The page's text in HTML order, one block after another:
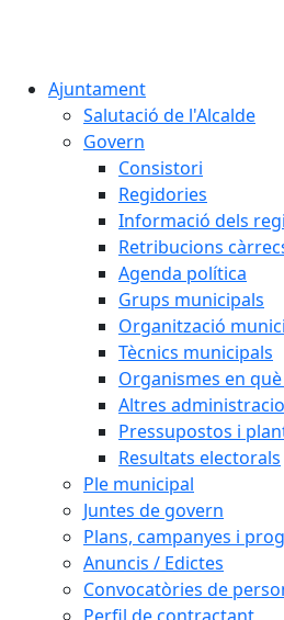
Ajuntament
Salutació de l'Alcalde
Govern
Consistori
Regidories
Informació dels
Retribucions
Agenda política
Grups municipals
Organització
Tècnics municipals
Organismes en
Altres
Pressupostos i
Resultats electorals
Ple municipal
Juntes de govern
Plans, campanyes i
Anuncis / Edictes
Convocatòries de